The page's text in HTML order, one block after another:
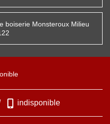
boiserie Monsteroux Milieu
indisponible